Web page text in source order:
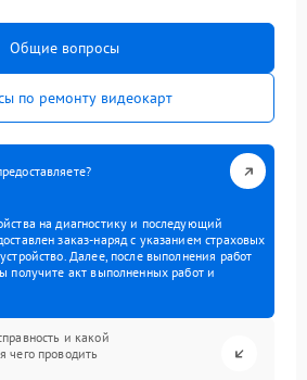
Общие вопросы
по ремонту видеокарт
на диагностику и последующий
заказ-наряд с указанием страховых
Далее, после выполнения работ
получите акт выполненных работ и
и какой
чего проводить